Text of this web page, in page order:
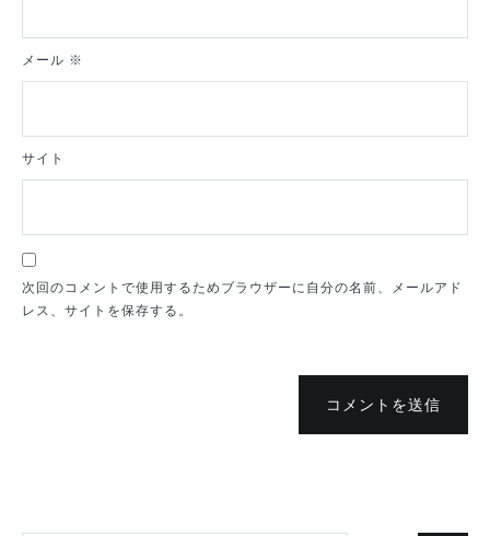
メール ※
サイト
次回のコメントで使用するためブラウザーに自分の名前、メールアド
レス、サイトを保存する。
コメントを送信